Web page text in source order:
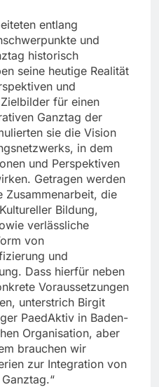
entlang
und
historisch
seine heutige Realität
und
für einen
Ganztag der
sie die Vision
in dem
und Perspektiven
Getragen werden
Zusammenarbeit, die
Bildung,
verlässliche
von
und
Dass hierfür neben
Voraussetzungen
unterstrich Birgit
PaedAktiv in Baden-
Organisation, aber
brauchen wir
zur Integration von